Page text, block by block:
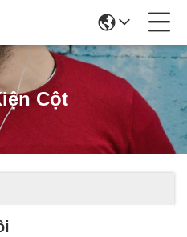
Cột